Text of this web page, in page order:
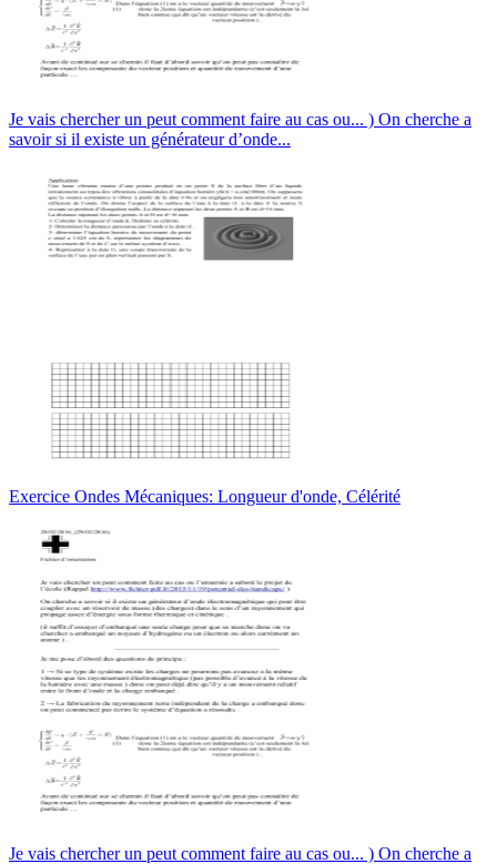
Je vais chercher un peut comment faire au cas ou... ) On cherche a
savoir si il existe un générateur d’onde...
Exercice Ondes Mécaniques: Longueur d'onde, Célérité
Je vais chercher un peut comment faire au cas ou... ) On cherche a